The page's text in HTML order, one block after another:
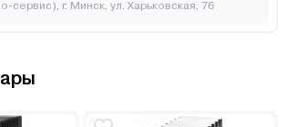
сервис), г. Минск, ул. Харьковская, 76